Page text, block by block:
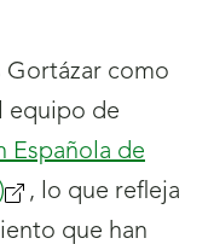
Gortázar como
equipo de
Española de
(se
abrirá
, lo que refleja
que han